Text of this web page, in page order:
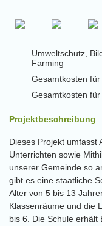
Umweltschutz,
Farming
Gesamtkosten
Gesamtkosten
Projektbeschreibung
Dieses Projekt umfasst
Unterrichten sowie
unserer Gemeinde so
gibt es eine staatliche
Alter von 5 bis 13
Klassenräume und die
bis 6. Die Schule erhält